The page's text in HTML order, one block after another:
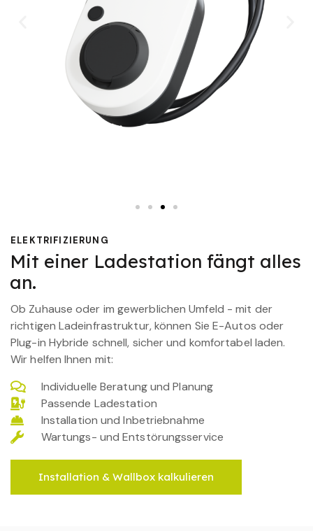
ELEKTRIFIZIERUNG
Mit einer Ladestation fängt alles
an.
Ob Zuhause oder im gewerblichen Umfeld - mit der
richtigen Ladeinfrastruktur, können Sie E-Autos oder
Plug-in Hybride schnell, sicher und komfortabel laden.
Wir helfen Ihnen mit:
Individuelle Beratung und Planung
Passende Ladestation
Installation und Inbetriebnahme
Wartungs- und Entstörungsservice
Installation & Wallbox kalkulieren